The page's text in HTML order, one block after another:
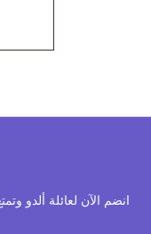
انضم الآن لعائلة ألدو